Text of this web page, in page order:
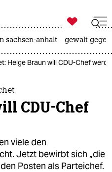
ich

taz zahl ich
sachsen-anhalt gewalt
Helge Braun will CDU-Chef
CDU-Chef
viele den
Jetzt bewirbt sich „die
Posten als Parteichef.